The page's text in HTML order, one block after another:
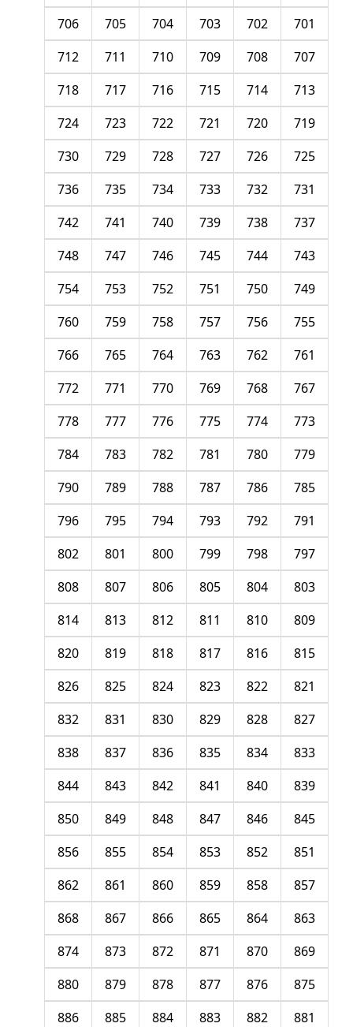
701
702
703
704
705
706
707
708
709
710
711
712
713
714
715
716
717
718
719
720
721
722
723
724
725
726
727
728
729
730
731
732
733
734
735
736
737
738
739
740
741
742
743
744
745
746
747
748
749
750
751
752
753
754
755
756
757
758
759
760
761
762
763
764
765
766
767
768
769
770
771
772
773
774
775
776
777
778
779
780
781
782
783
784
785
786
787
788
789
790
791
792
793
794
795
796
797
798
799
800
801
802
803
804
805
806
807
808
809
810
811
812
813
814
815
816
817
818
819
820
821
822
823
824
825
826
827
828
829
830
831
832
833
834
835
836
837
838
839
840
841
842
843
844
845
846
847
848
849
850
851
852
853
854
855
856
857
858
859
860
861
862
863
864
865
866
867
868
869
870
871
872
873
874
875
876
877
878
879
880
881
882
883
884
885
886